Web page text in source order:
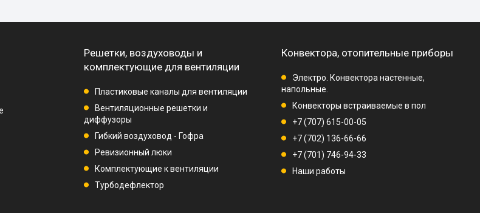
Решетки, воздуховоды и
комплектующие для вентиляции
Пластиковые каналы для вентиляции
Вентиляционные решетки и
диффузоры
Гибкий воздуховод - Гофра
Ревизионный люки
Комплектующие к вентиляции
Турбодефлектор
Конвектора, отопительные приборы
Электро. Конвектора настенные,
напольные.
Конвекторы встраиваемые в пол
+7 (707) 615-00-05
+7 (702) 136-66-66
+7 (701) 746-94-33
Наши работы